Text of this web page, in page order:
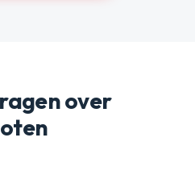
over